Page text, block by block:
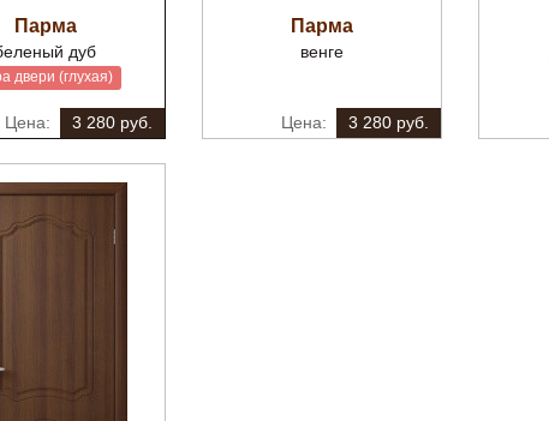
Парма
дуб
двери (глухая)
3 280 руб.
Парма
венге
3 280 руб.